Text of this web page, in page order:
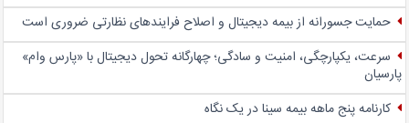
حمایت جسورانه از بیمه دیجیتال و اصلاح فرایندهای نظارتی ضروری است
سرعت، یکپارچگی، امنیت و سادگی؛ چهار‌گانه تحول دیجیتال با «پارس وام»
پارسیان
کارنامه پنج ماهه بیمه سینا در یک نگاه